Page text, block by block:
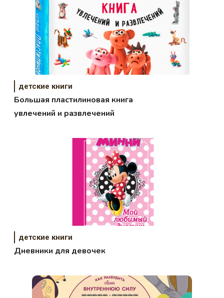
детские книги
Большая пластилиновая книга
увлечений и развлечений
детские книги
Дневники для девочек